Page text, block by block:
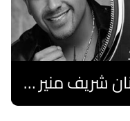
الفنان هشام عباس- الفنان شريف منير "نوستالجيا"- فرقة فلسطين